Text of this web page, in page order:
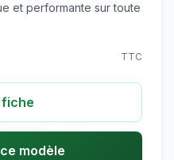
et performante sur toute
TTC
fiche
modèle